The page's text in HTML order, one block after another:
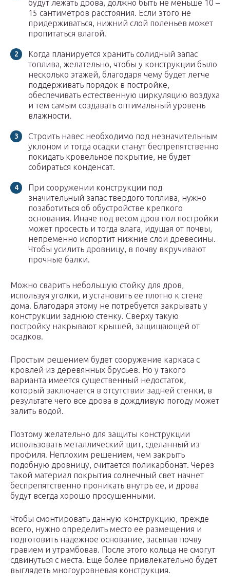
будут лежать дрова, должно быть не меньше 10 –
15 сантиметров расстояния. Если этого не
придерживаться, нижний слой поленьев может
пропитаться влагой.
Когда планируется хранить солидный запас
топлива, желательно, чтобы у конструкции было
несколько этажей, благодаря чему будет легче
поддерживать порядок в постройке,
обеспечивать естественную циркуляцию воздуха
и тем самым создавать оптимальный уровень
влажности.
Строить навес необходимо под незначительным
уклоном и тогда осадки станут беспрепятственно
покидать кровельное покрытие, не будет
собираться конденсат.
При сооружении конструкции под
значительный запас твердого топлива, нужно
позаботиться об обустройстве крепкого
основания. Иначе под весом дров пол постройки
может просесть и тогда влага, идущая от почвы,
непременно испортит нижние слои древесины.
Чтобы усилить дровницу, в почву вкручивают
прочные балки.
Можно сварить небольшую стойку для дров,
используя уголки, и установить ее плотно к стене
дома. Благодаря этому не потребуется закрывать у
конструкции заднюю стенку. Сверху такую
постройку накрывают крышей, защищающей от
осадков.
Простым решением будет сооружение каркаса с
кровлей из деревянных брусьев. Но у такого
варианта имеется существенный недостаток,
который заключается в отсутствии задней стенки, в
результате чего все дрова в дождливую погоду может
залить водой.
Поэтому желательно для защиты конструкции
использовать металлический щит, сделанный из
профиля. Неплохим решением, чем закрыть
подобную дровницу, считается поликарбонат. Через
такой материал покрытия солнечный свет начнет
беспрепятственно проникать внутрь ее, и дрова
будут всегда хорошо просушенными.
Чтобы смонтировать данную конструкцию, прежде
всего, нужно определить место ее размещения и
подготовить надежное основание, засыпав почву
гравием и утрамбовав. После этого кольца не смогут
сдвинуться с места. Еще более привлекательно будет
выглядеть многоуровневая конструкция.